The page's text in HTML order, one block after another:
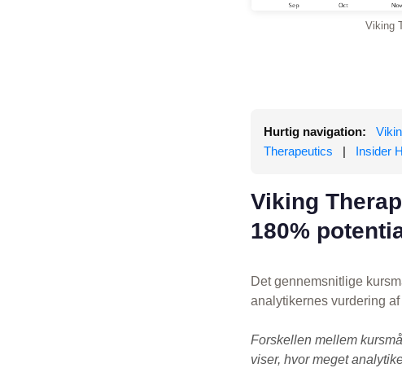
Viking
Hurtig navigation:
Therapeutics
| Insider
Viking
180%
Det gennemsnitlige
analytikernes vurdering
Forskellen mellem
viser, hvor meget